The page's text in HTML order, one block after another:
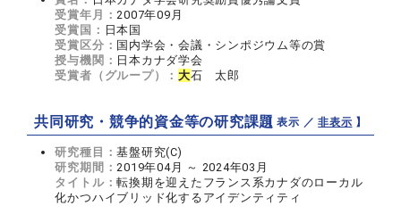
受賞年月：2007年09月
受賞国： 日本国
受賞区分： 国内学会・会議・シンポジウム等の賞
授与機関： 日本カナダ学会
受賞者（グループ）：大石 太郎
共同研究・競争的資金等の研究課題【 表示 ／非表示 】
研究種目：基盤研究(C)
研究期間：2019年04月 ～ 2024年03月
タイトル：転換期を迎えたフランス系カナダのローカル
化かつハイブリッド化するアイデンティティ